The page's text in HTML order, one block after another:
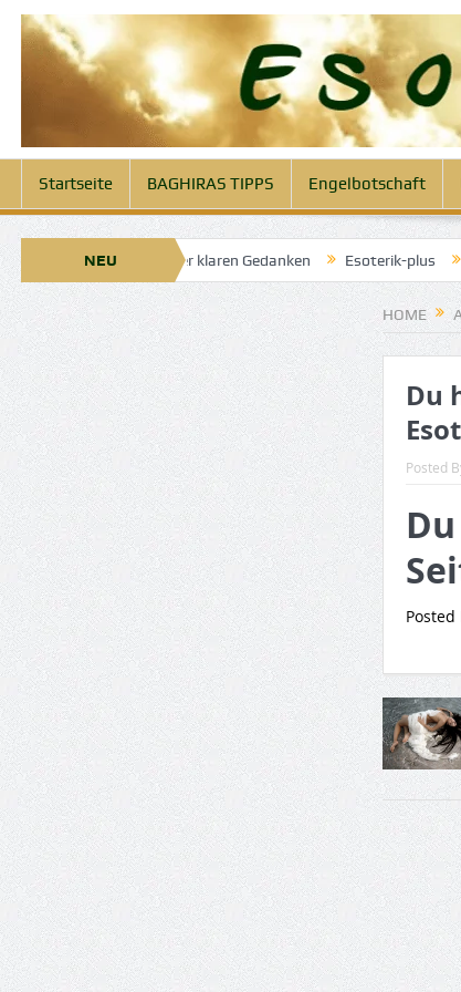
Startseite BAGHIRAS TIPPS Engelbotschaft
NEU
April 2025: Engel der klaren Gedanken Esoterik-plus
HOME
Du
Posted
Posted